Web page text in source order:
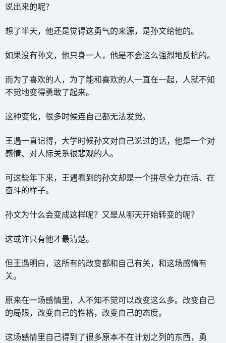
说出来的呢？
想了半天，他还是觉得这勇气的来源，是孙文给他的。
如果没有孙文，他只身一人，他是不会这么强烈地反抗的。
而为了喜欢的人，为了能和喜欢的人一直在一起，人就不知
不觉地变得勇敢了起来。
这种变化，很多时候连自己都无法发觉。
王遇一直记得，大学时候孙文对自己说过的话，他是一个对
感情、对人际关系很悲观的人。
可这些年下来，王遇看到的孙文却是一个拼尽全力在活、在
奋斗的样子。
孙文为什么会变成这样呢？又是从哪天开始转变的呢？
这或许只有他才最清楚。
但王遇明白，这所有的改变都和自己有关，和这场感情有
关。
原来在一场感情里，人不知不觉可以改变这么多。改变自己
的局限，改变自己的性格，改变自己的态度。
这场感情里自己得到了很多原本不在计划之列的东西，勇